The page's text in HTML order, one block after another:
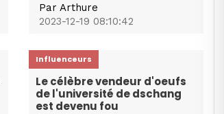
ParArthure
2023-12-19 08:10:42
Influenceurs
Le célèbre vendeur d'oeufs
de l'université de dschang
est devenu fou